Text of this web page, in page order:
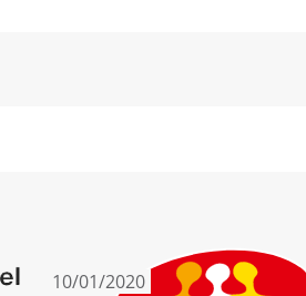
10/01/2020